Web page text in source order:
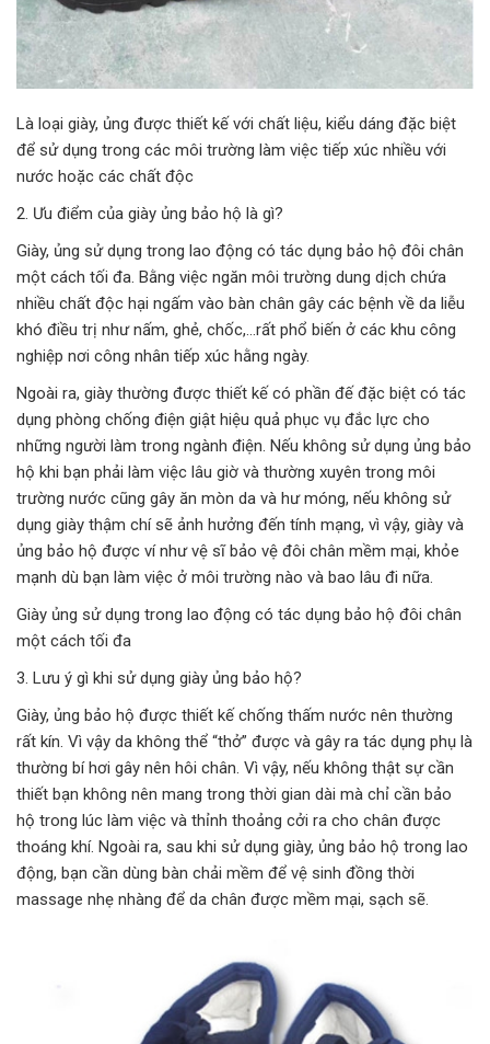
Là loại giày, ủng được thiết kế với chất liệu, kiểu dáng đặc biệt
để sử dụng trong các môi trường làm việc tiếp xúc nhiều với
nước hoặc các chất độc
2. Ưu điểm của giày ủng bảo hộ là gì?
Giày, ủng sử dụng trong lao động có tác dụng bảo hộ đôi chân
một cách tối đa. Bằng việc ngăn môi trường dung dịch chứa
nhiều chất độc hại ngấm vào bàn chân gây các bệnh về da liễu
khó điều trị như nấm, ghẻ, chốc,…rất phổ biến ở các khu công
nghiệp nơi công nhân tiếp xúc hằng ngày.
Ngoài ra, giày thường được thiết kế có phần đế đặc biệt có tác
dụng phòng chống điện giật hiệu quả phục vụ đắc lực cho
những người làm trong ngành điện. Nếu không sử dụng ủng bảo
hộ khi bạn phải làm việc lâu giờ và thường xuyên trong môi
trường nước cũng gây ăn mòn da và hư móng, nếu không sử
dụng giày thậm chí sẽ ảnh hưởng đến tính mạng, vì vậy, giày và
ủng bảo hộ được ví như vệ sĩ bảo vệ đôi chân mềm mại, khỏe
mạnh dù bạn làm việc ở môi trường nào và bao lâu đi nữa.
Giày ủng sử dụng trong lao động có tác dụng bảo hộ đôi chân
một cách tối đa
3. Lưu ý gì khi sử dụng giày ủng bảo hộ?
Giày, ủng bảo hộ được thiết kế chống thấm nước nên thường
rất kín. Vì vậy da không thể “thở” được và gây ra tác dụng phụ là
thường bí hơi gây nên hôi chân. Vì vậy, nếu không thật sự cần
thiết bạn không nên mang trong thời gian dài mà chỉ cần bảo
hộ trong lúc làm việc và thỉnh thoảng cởi ra cho chân được
thoáng khí. Ngoài ra, sau khi sử dụng giày, ủng bảo hộ trong lao
động, bạn cần dùng bàn chải mềm để vệ sinh đồng thời
massage nhẹ nhàng để da chân được mềm mại, sạch sẽ.